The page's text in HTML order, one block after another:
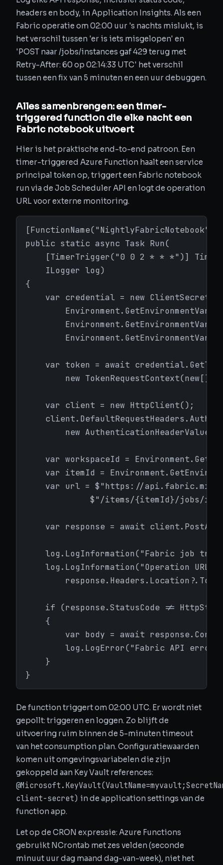
headers en body, in Application Insights. Als een
Fabric operatie om 02:00 uur 's nachts mislukt, is
het verschil tussen 'er is iets misgelopen' en
'POST naar /jobs/instances gaf 429 terug met
Retry-After: 60 op 02:14:33 UTC' het verschil
tussen een fix van 5 minuten en een uur debuggen.
Alles samenbrengen: een timer-
triggered function die elke nacht een
Fabric notebook uitvoert
Hier is het praktische end-to-end patroon. Een
timer-triggered Azure Function haalt een service
principal token op, triggert een Fabric notebook
run via de Job Scheduler API en logt de operation
URL voor externe monitoring.
[FunctionName("NightlyFabricNotebook")]
public static async Task Run(
[TimerTrigger("0 0 2 * * *")]
    ILogger log)
{
var credential = new
var token = await
new TokenRequestContext(new[]
    var client = new HttpClient();
new
var workspaceId =
var itemId =
var url = $"https://
$"/items/{itemId}/jobs/
var response = await
log.LogInformation("Fabric job
log.LogInformation("Operation URL:
if (response.StatusCode !=
    {
var body = await
log.LogError("Fabric API
    }
}
De function triggert om 02:00 UTC. Er wordt niet
gepollt: triggeren en loggen. Zo blijft de
uitvoering ruim binnen de 5-minuten timeout
van het consumption plan. Configuratiewaarden
komen uit omgevingsvariabelen die zijn
gekoppeld aan Key Vault references:
client-secret) in de application settings van de
function app.
Let op de CRON expressie: Azure Functions
gebruikt NCrontab met zes velden (seconde
minuut uur dag maand dag-van-week), niet het